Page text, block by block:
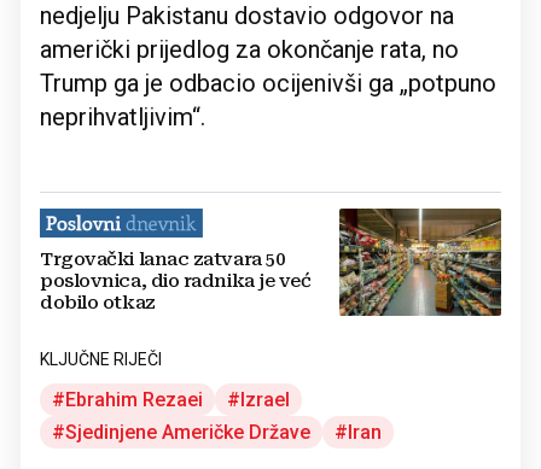
nedjelju Pakistanu dostavio odgovor na
američki prijedlog za okončanje rata, no
Trump ga je odbacio ocijenivši ga „potpuno
neprihvatljivim“.
Trgovački lanac zatvara 50
poslovnica, dio radnika je već
dobilo otkaz
KLJUČNE RIJEČI
Ebrahim Rezaei
Izrael
Sjedinjene Američke Države
Iran